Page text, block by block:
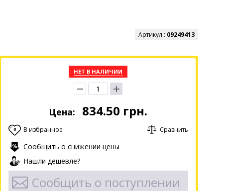
Артикул : 09249413
НЕТ В НАЛИЧИИ
Цена: 834.50 грн.
0 В избранное Сравнить
Сообщить о снижении цены
Нашли дешевле?
Сообщить о поступлении